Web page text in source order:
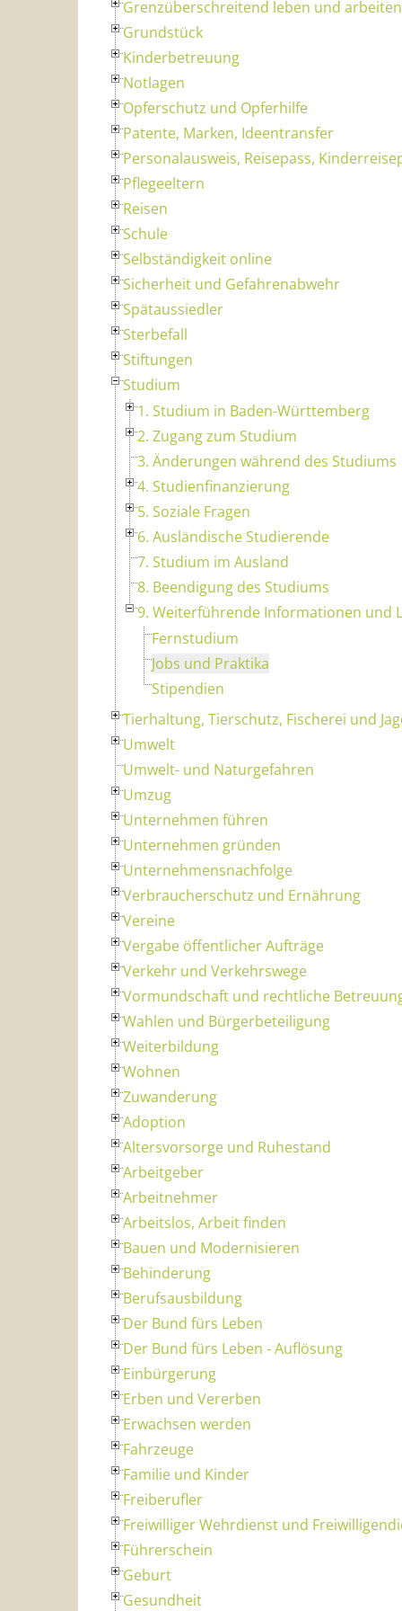
Grenzüberschreitend leben und arbeiten
Grundstück
Kinderbetreuung
Notlagen
Opferschutz und Opferhilfe
Patente, Marken, Ideentransfer
Personalausweis, Reisepass,
Pflegeeltern
Reisen
Schule
Selbständigkeit online
Sicherheit und Gefahrenabwehr
Spätaussiedler
Sterbefall
Stiftungen
Studium
1. Studium in Baden-Württemberg
2. Zugang zum Studium
3. Änderungen während des Studiums
4. Studienfinanzierung
5. Soziale Fragen
6. Ausländische Studierende
7. Studium im Ausland
8. Beendigung des Studiums
9. Weiterführende Informationen und
Fernstudium
Jobs und Praktika
Stipendien
Tierhaltung, Tierschutz, Fischerei und
Umwelt
Umwelt- und Naturgefahren
Umzug
Unternehmen führen
Unternehmen gründen
Unternehmensnachfolge
Verbraucherschutz und Ernährung
Vereine
Vergabe öffentlicher Aufträge
Verkehr und Verkehrswege
Vormundschaft und rechtliche
Wahlen und Bürgerbeteiligung
Weiterbildung
Wohnen
Zuwanderung
Adoption
Altersvorsorge und Ruhestand
Arbeitgeber
Arbeitnehmer
Arbeitslos, Arbeit finden
Bauen und Modernisieren
Behinderung
Berufsausbildung
Der Bund fürs Leben
Der Bund fürs Leben - Auflösung
Einbürgerung
Erben und Vererben
Erwachsen werden
Fahrzeuge
Familie und Kinder
Freiberufler
Freiwilliger Wehrdienst und
Führerschein
Geburt
Gesundheit